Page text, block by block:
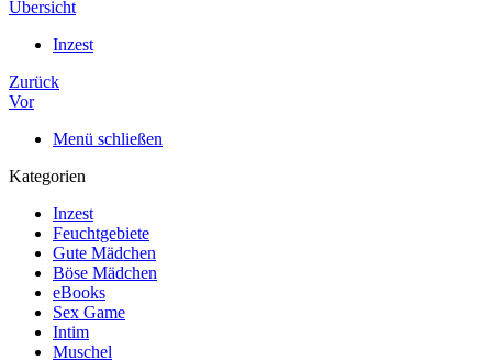
Übersicht
Inzest
Zurück
Vor
Menü schließen
Kategorien
Inzest
Feuchtgebiete
Gute Mädchen
Böse Mädchen
eBooks
Sex Game
Intim
Muschel